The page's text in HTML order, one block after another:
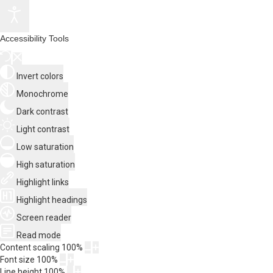
Accessibility Tools
Invert colors
Monochrome
Dark contrast
Light contrast
Low saturation
High saturation
Highlight links
Highlight headings
Screen reader
Read mode
Content scaling 100%
Font size 100%